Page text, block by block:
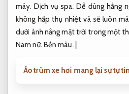
máy.Dịch vụ spa. Dễ dùng hằng
không hấp thụ nhiệt và sẽ luôn
dưới ánh nắng mặt trời trong một
Nam nữ. Bền màu.
Áo trùm xe hơi mang lại sự tự tin